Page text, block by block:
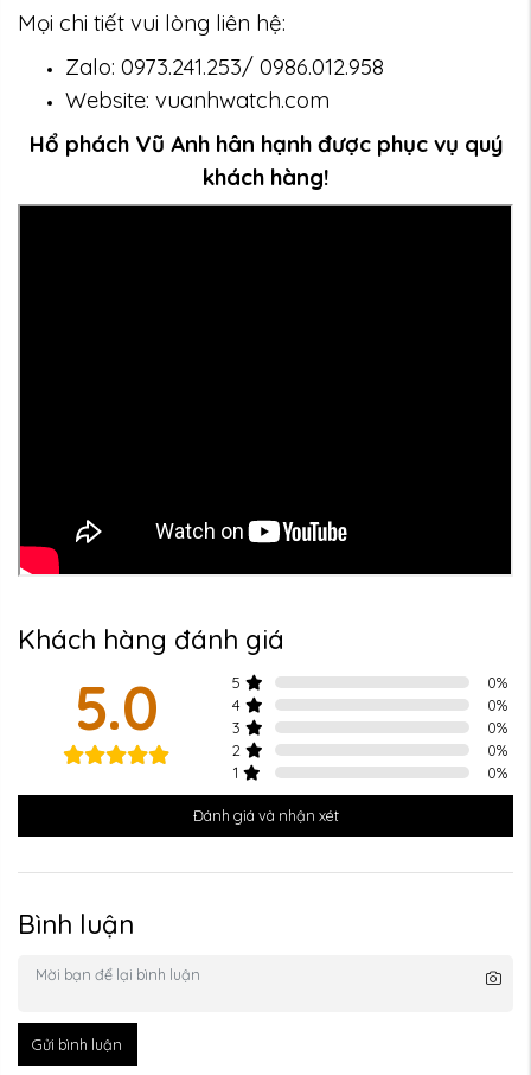
Mọi chi tiết vui lòng liên hệ:
Zalo: 0973.241.253/ 0986.012.958
Website: vuanhwatch.com
Hổ phách Vũ Anh hân hạnh được phục vụ quý
khách hàng!
Khách hàng đánh giá
5.0 5 0%
4
0%
3
0%
2
0%
1
0%
Đánh giá và nhận xét
Bình luận
Gửi bình luận